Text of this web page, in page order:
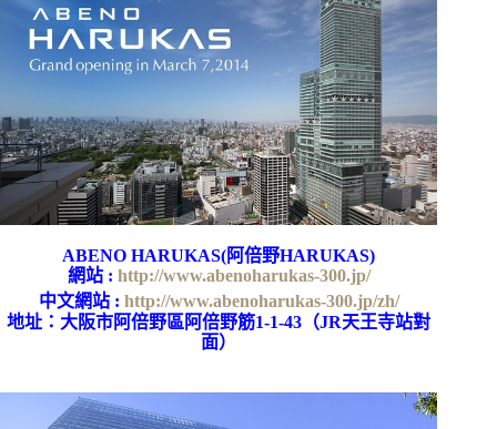
ABENO HARUKAS(阿倍野HARUKAS)
網站 : http://www.abenoharukas-300.jp/
中文網站 : http://www.abenoharukas-300.jp/zh/
地址：大阪市阿倍野區阿倍野筋1-1-43（JR天王寺站對
面）